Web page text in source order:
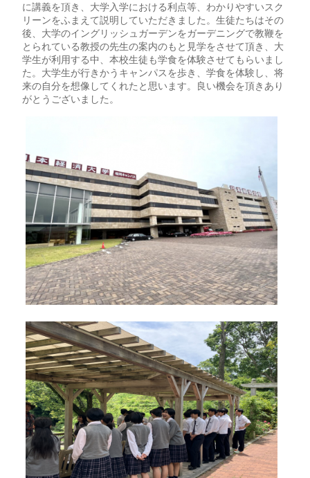
に講義を頂き、大学入学における利点等、わかりやすいスク
リーンをふまえて説明していただきました。生徒たちはその
後、大学のイングリッシュガーデンをガーデニングで教鞭を
とられている教授の先生の案内のもと見学をさせて頂き、大
学生が利用する中、本校生徒も学食を体験させてもらいまし
た。大学生が行きかうキャンパスを歩き、学食を体験し、将
来の自分を想像してくれたと思います。良い機会を頂きあり
がとうございました。